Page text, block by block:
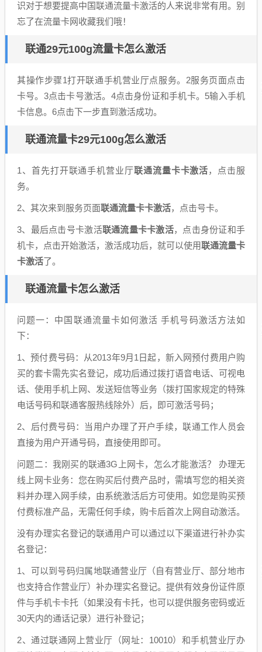
识对于想要提高中国联通流量卡激活的人来说非常有用。别
忘了在流量卡网收藏我们哦！
联通29元100g流量卡怎么激活
其操作步骤1打开联通手机营业厅点服务。2服务页面点击
卡号。3点击卡号激活。4点击身份证和手机卡。5输入手机
卡信息。6点击下一步直到激活成功。
联通流量卡29元100g怎么激活
1、首先打开联通手机营业厅联通流量卡卡激活，点击服
务。
2、其次来到服务页面联通流量卡卡激活，点击号卡。
3、最后点击号卡激活联通流量卡卡激活，点击身份证和手
机卡，点击开始激活，激活成功后，就可以使用联通流量卡
卡激活了。
联通流量卡怎么激活
问题一：中国联通流量卡如何激活 手机号码激活方法如
下：
1、预付费号码：从2013年9月1日起，新入网预付费用户购
买的套卡需先实名登记，成功后通过拨打语音电话、可视电
话、使用手机上网、发送短信等业务（拨打国家规定的特殊
电话号码和联通客服热线除外）后，即可激活号码；
2、后付费号码：当用户办理了开户手续，联通工作人员会
直接为用户开通号码，直接使用即可。
问题二：我刚买的联通3G上网卡，怎么才能激活？ 办理无
线上网卡业务：您在购买后付费产品时，需填写您的相关资
料并办理入网手续，由系统激活后方可使用。如您是购买预
付费标准产品，无需任何手续，购卡后首次上网自动激活。
没有办理实名登记的联通用户可以通过以下渠道进行补办实
名登记：
1、可以到号码归属地联通营业厅（自有营业厅、部分地市
也支持合作营业厅）补办理实名登记。提供有效身份证件原
件与手机卡卡托（如果没有卡托，也可以提供服务密码或近
30天内的通话记录）进行补登记；
2、通过联通网上营业厅（网址：10010）和手机营业厅办